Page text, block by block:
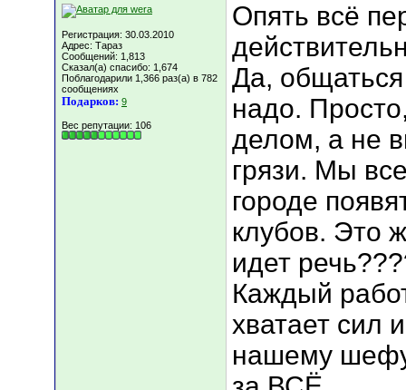
Регистрация: 30.03.2010
Адрес: Тараз
Сообщений: 1,813
Сказал(а) спасибо: 1,674
Поблагодарили 1,366 раз(а) в 782
сообщениях
Подарков: 9
Вес репутации: 106
Опять всё
Да,
надо.
делом, а не
грязи. Мы
городе
клубов. Это
идет
Каждый
хватает сил
нашему